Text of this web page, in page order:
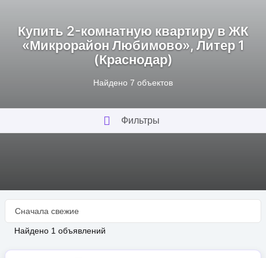
Фильтры
Купить 2-комнатную квартиру в ЖК
«Микрорайон Любимово», Литер 1
(Краснодар)
Найдено 7 объектов
Сначала свежие
Найдено 1 объявлений
1/6